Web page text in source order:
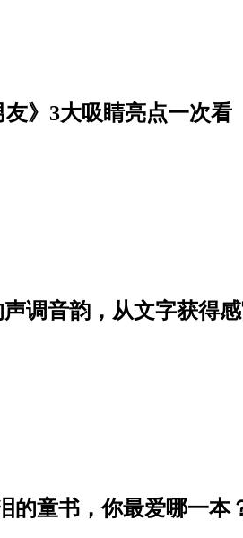
》3大吸睛亮点一次看
调音韵，从文字获得
的童书，你最爱哪一本